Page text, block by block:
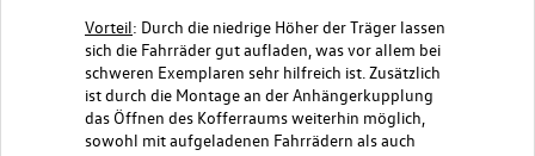
Vorteil: Durch die niedrige Höher der Träger lassen
sich die Fahrräder gut aufladen, was vor allem bei
schweren Exemplaren sehr hilfreich ist. Zusätzlich
ist durch die Montage an der Anhängerkupplung
das Öffnen des Kofferraums weiterhin möglich,
sowohl mit aufgeladenen Fahrrädern als auch